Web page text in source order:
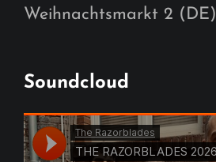
Weihnachtsmarkt 2 (DE)
Soundcloud